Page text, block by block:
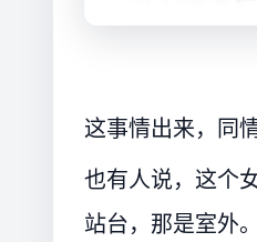
这事情出来，同
也有人说，这个
站台，那是室外。